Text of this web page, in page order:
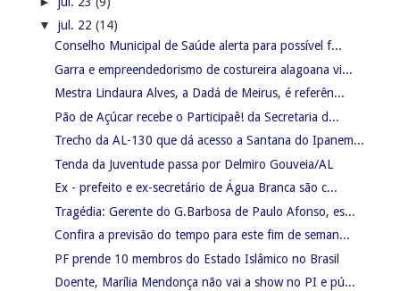
▼ jul. 22 (14)
Conselho Municipal de Saúde alerta para possível f...
Garra e empreendedorismo de costureira alagoana vi...
Mestra Lindaura Alves, a Dadá de Meirus, é referên...
Pão de Açúcar recebe o Participaê! da Secretaria d...
Trecho da AL-130 que dá acesso a Santana do Ipanem...
Tenda da Juventude passa por Delmiro Gouveia/AL
Ex - prefeito e ex-secretário de Água Branca são c...
Tragédia: Gerente do G.Barbosa de Paulo Afonso, es...
Confira a previsão do tempo para este fim de seman...
PF prende 10 membros do Estado Islâmico no Brasil
Doente, Marília Mendonça não vai a show no PI e pú...